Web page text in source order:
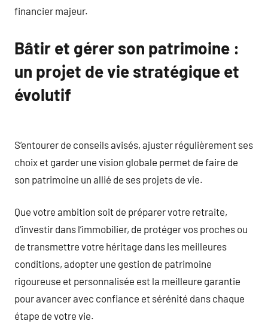
financier majeur.
Bâtir et gérer son patrimoine :
un projet de vie stratégique et
évolutif
S’entourer de conseils avisés, ajuster régulièrement ses
choix et garder une vision globale permet de faire de
son patrimoine un allié de ses projets de vie.
Que votre ambition soit de préparer votre retraite,
d’investir dans l’immobilier, de protéger vos proches ou
de transmettre votre héritage dans les meilleures
conditions, adopter une gestion de patrimoine
rigoureuse et personnalisée est la meilleure garantie
pour avancer avec confiance et sérénité dans chaque
étape de votre vie.